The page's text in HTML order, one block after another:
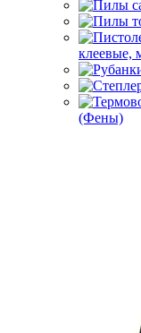
клеевые,
(Фены)